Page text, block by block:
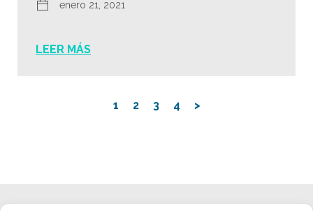
enero 21, 2021
LEER MÁS
1 2 3 4 >